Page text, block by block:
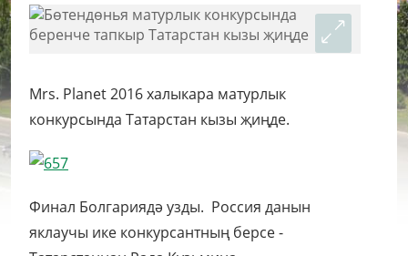
Mrs. Planet 2016 халыкара матурлык
конкурсында Татарстан кызы җиңде.
Финал Болгариядә узды. Россия данын
яклаучы ике конкурсантның берсе -